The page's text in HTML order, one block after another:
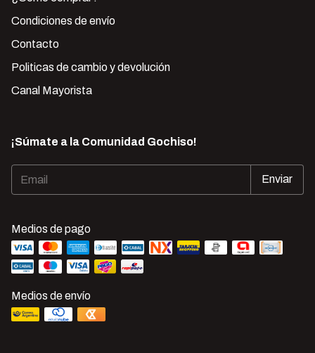
Condiciones de envío
Contacto
Politicas de cambio y devolución
Canal Mayorista
¡Súmate a la Comunidad Gochiso!
Medios de pago
Medios de envío